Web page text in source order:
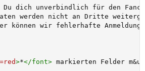
können wir fehlerhafte
=red>*</font> markierten Felder m